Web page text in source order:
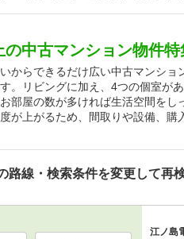
の中古マンション物件特
からできるだけ広い中古マンシ
。リビングに加え、4つの個室が
部屋の数が多ければ生活空間を
が上がるため、間取りや設備、購
路線・検索条件を変更して再
江ノ島